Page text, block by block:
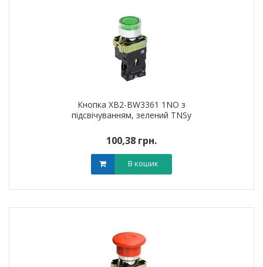
Кнопка XB2-BW3361 1NO з
підсвічуванням, зелений TNSy
100,38 грн.
В кошик